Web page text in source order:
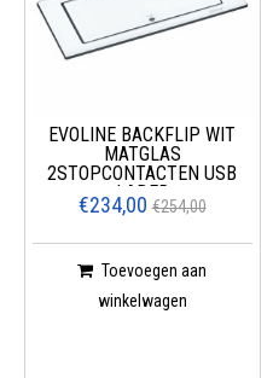
EVOLINE BACKFLIP WIT
MATGLAS
2STOPCONTACTEN USB
LADER
€234,00 €254,00
Toevoegen aan
winkelwagen